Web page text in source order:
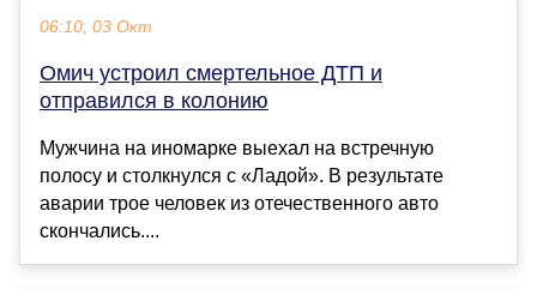
06:10, 03 Окт
Омич устроил смертельное ДТП и
отправился в колонию
Мужчина на иномарке выехал на встречную
полосу и столкнулся с «Ладой». В результате
аварии трое человек из отечественного авто
скончались....